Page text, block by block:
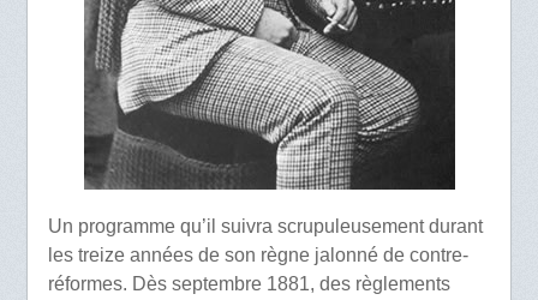
Un programme qu’il suivra scrupuleusement durant
les treize années de son règne jalonné de contre-
réformes. Dès septembre 1881, des règlements